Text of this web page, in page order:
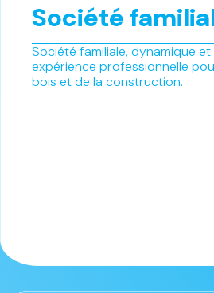
Société
Société familiale, dynamique et
expérience professionnelle
bois et de la construction.